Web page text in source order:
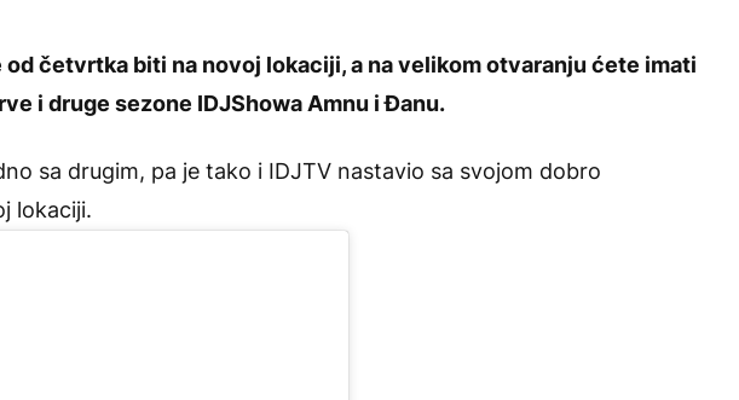
od četvrtka biti na novoj lokaciji, a na velikom otvaranju ćete imati
i druge sezone IDJShowa Amnu i Đanu.
sa drugim, pa je tako i IDJTV nastavio sa svojom dobro
lokaciji.